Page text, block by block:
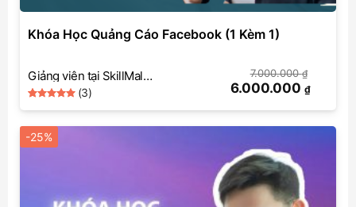
Khóa Học Quảng Cáo Facebook (1 Kèm 1)
Giảng viên tại SkillMall
(Facebook Ads)
based on
customer
ratings
(3)
7.000.000₫
6.000.000 ₫
-25%